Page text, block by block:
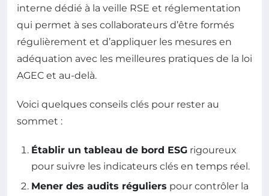
interne dédié à la veille RSE et réglementation
qui permet à ses collaborateurs d’être formés
régulièrement et d’appliquer les mesures en
adéquation avec les meilleures pratiques de la loi
AGEC et au-delà.
Voici quelques conseils clés pour rester au
sommet :
Établir un tableau de bord ESG rigoureux
pour suivre les indicateurs clés en temps réel.
Mener des audits réguliers pour contrôler la